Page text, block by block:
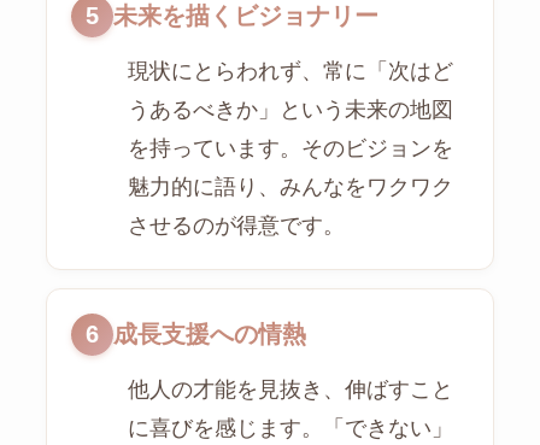
5 未来を描くビジョナリー
現状にとらわれず、常に「次はど
うあるべきか」という未来の地図
を持っています。そのビジョンを
魅力的に語り、みんなをワクワク
させるのが得意です。
6 成長支援への情熱
他人の才能を見抜き、伸ばすこと
に喜びを感じます。「できない」